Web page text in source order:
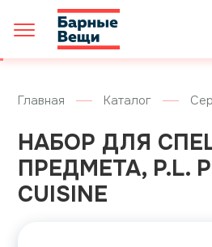
Главная Каталог
НАБОР ДЛЯ
ПРЕДМЕТА, P.L.
CUISINE